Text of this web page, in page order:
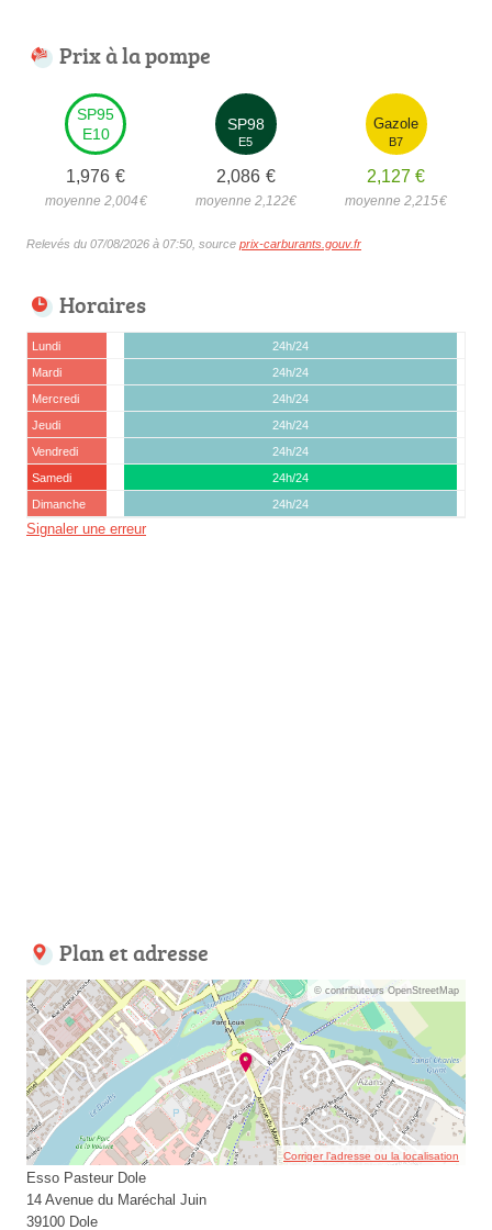
Prix à la pompe
SP95
E10
1,976 €
moyenne 2,004€
SP98
E5
2,086 €
moyenne 2,122€
Gazole
B7
2,127 €
moyenne 2,215€
Relevés du 07/08/2026 à 07:50, source prix-carburants.gouv.fr
Horaires
Lundi
24h/24
Mardi
24h/24
Mercredi
24h/24
Jeudi
24h/24
Vendredi
24h/24
Samedi
24h/24
Dimanche
24h/24
Signaler une erreur
Plan et adresse
© contributeurs OpenStreetMap
Corriger l’adresse ou la localisation
Esso Pasteur Dole
14 Avenue du Maréchal Juin
39100 Dole